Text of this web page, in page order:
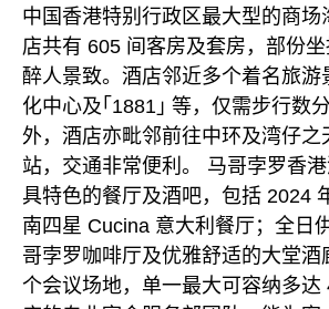
中国香港特别行政区最大型的商场
店共有 605 间客房及套房，部份
醉人景致。酒店邻近多个着名旅游
化中心及｢1881｣ 等，仅需步行数
外，酒店亦毗邻前往中环及湾仔之
站，交通非常便利。 马哥孛罗香
具特色的餐厅及酒吧，包括 2024
南四星 Cucina 意大利餐厅；全日
哥孛罗咖啡厅及优雅舒适的大堂酒
个会议场地，单一最大可容纳多达